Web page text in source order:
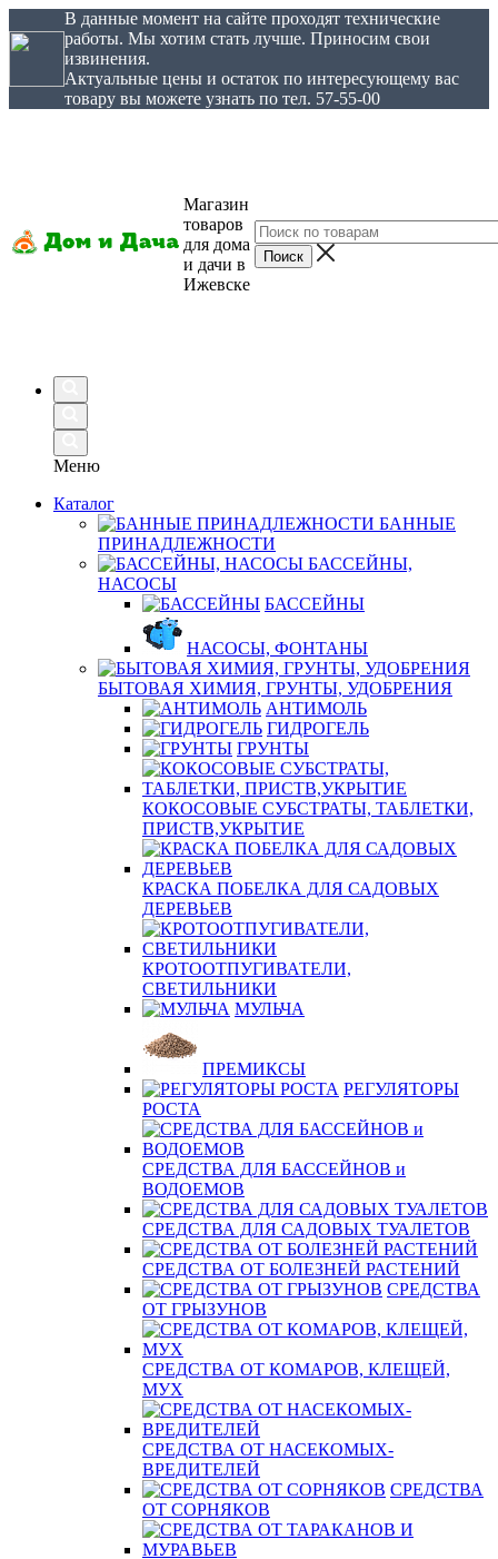
В данные момент на сайте проходят технические
работы. Мы хотим стать лучше. Приносим свои
извинения.
Актуальные цены и остаток по интересующему вас
товару вы можете узнать по тел. 57-55-00
Магазин
товаров
для дома
и дачи в
Ижевске
Меню
Каталог
БАННЫЕ
ПРИНАДЛЕЖНОСТИ
БАССЕЙНЫ,
НАСОСЫ
БАССЕЙНЫ
НАСОСЫ, ФОНТАНЫ
БЫТОВАЯ ХИМИЯ, ГРУНТЫ, УДОБРЕНИЯ
АНТИМОЛЬ
ГИДРОГЕЛЬ
ГРУНТЫ
КОКОСОВЫЕ СУБСТРАТЫ, ТАБЛЕТКИ,
ПРИСТВ,УКРЫТИЕ
КРАСКА ПОБЕЛКА ДЛЯ САДОВЫХ
ДЕРЕВЬЕВ
КРОТООТПУГИВАТЕЛИ,
СВЕТИЛЬНИКИ
МУЛЬЧА
ПРЕМИКСЫ
РЕГУЛЯТОРЫ
РОСТА
СРЕДСТВА ДЛЯ БАССЕЙНОВ и
ВОДОЕМОВ
СРЕДСТВА ДЛЯ САДОВЫХ ТУАЛЕТОВ
СРЕДСТВА ОТ БОЛЕЗНЕЙ РАСТЕНИЙ
СРЕДСТВА
ОТ ГРЫЗУНОВ
СРЕДСТВА ОТ КОМАРОВ, КЛЕЩЕЙ,
МУХ
СРЕДСТВА ОТ НАСЕКОМЫХ-
ВРЕДИТЕЛЕЙ
СРЕДСТВА
ОТ СОРНЯКОВ